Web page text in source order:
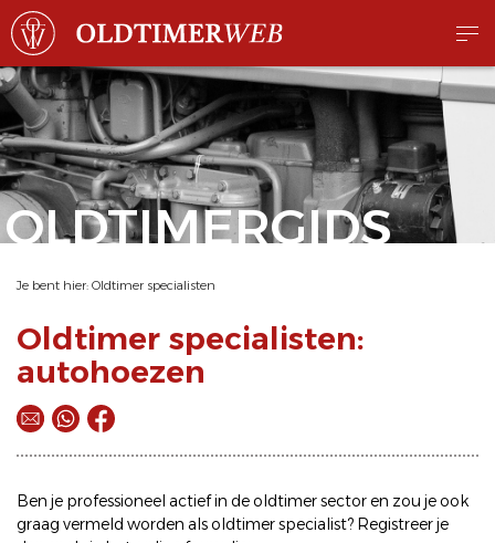
OLDTIMERGIDS
Je bent hier: Oldtimer specialisten
Oldtimer specialisten:
autohoezen
Ben je professioneel actief in de oldtimer sector en zou je ook
graag vermeld worden als oldtimer specialist? Registreer je